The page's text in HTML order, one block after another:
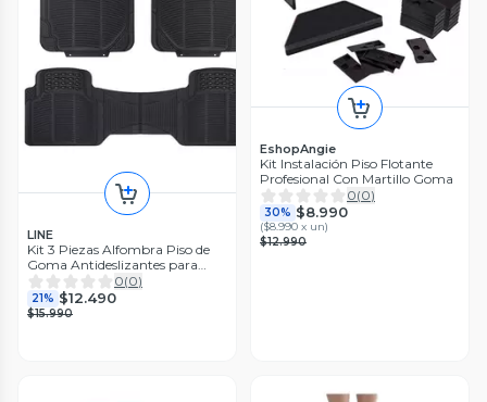
LINE
Kit 3 Piezas Alfombra Piso de
Goma Antideslizantes para
Auto Universal0(0)
21% $12.490
$15.990
EshopAngie
Kit Instalación Piso Flotante
Profesional Con Martillo Goma
0(0)
30% $8.990
($8.990 x un)
$12.990